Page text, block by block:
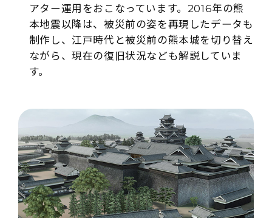
アター運用をおこなっています。2016年の熊
本地震以降は、被災前の姿を再現したデータも
制作し、江戸時代と被災前の熊本城を切り替え
ながら、現在の復旧状況なども解説していま
す。